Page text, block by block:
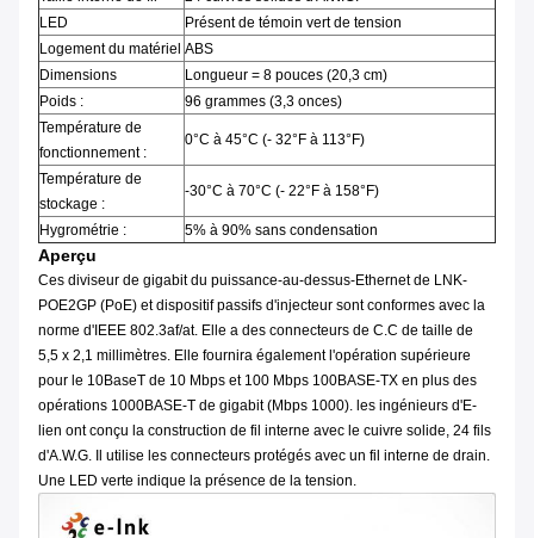
LED
Présent de témoin vert de tension
Logement du matériel ABS
Dimensions
Longueur = 8 pouces (20,3 cm)
Poids :
96 grammes (3,3 onces)
Température de
fonctionnement :
0°C à 45°C (- 32°F à 113°F)
Température de
stockage :
-30°C à 70°C (- 22°F à 158°F)
Hygrométrie : 5% à 90% sans condensation
Aperçu
Ces diviseur de gigabit du puissance-au-dessus-Ethernet de LNK-
POE2GP (PoE) et dispositif passifs d'injecteur sont conformes avec la
norme d'IEEE 802.3af/at. Elle a des connecteurs de C.C de taille de
5,5 x 2,1 millimètres. Elle fournira également l'opération supérieure
pour le 10BaseT de 10 Mbps et 100 Mbps 100BASE-TX en plus des
opérations 1000BASE-T de gigabit (Mbps 1000). les ingénieurs d'E-
lien ont conçu la construction de fil interne avec le cuivre solide, 24 fils
d'A.W.G. Il utilise les connecteurs protégés avec un fil interne de drain.
Une LED verte indique la présence de la tension.